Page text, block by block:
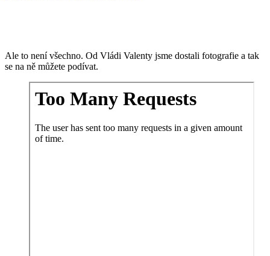
Ale to není všechno. Od Vládi Valenty jsme dostali fotografie a tak
se na ně můžete podívat.